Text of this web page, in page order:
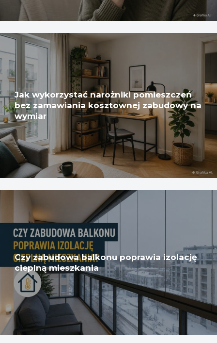
Jak wykorzystać narożniki pomieszczeń
bez zamawiania kosztownej zabudowy na
wymiar
Czy zabudowa balkonu poprawia izolację
cieplną mieszkania